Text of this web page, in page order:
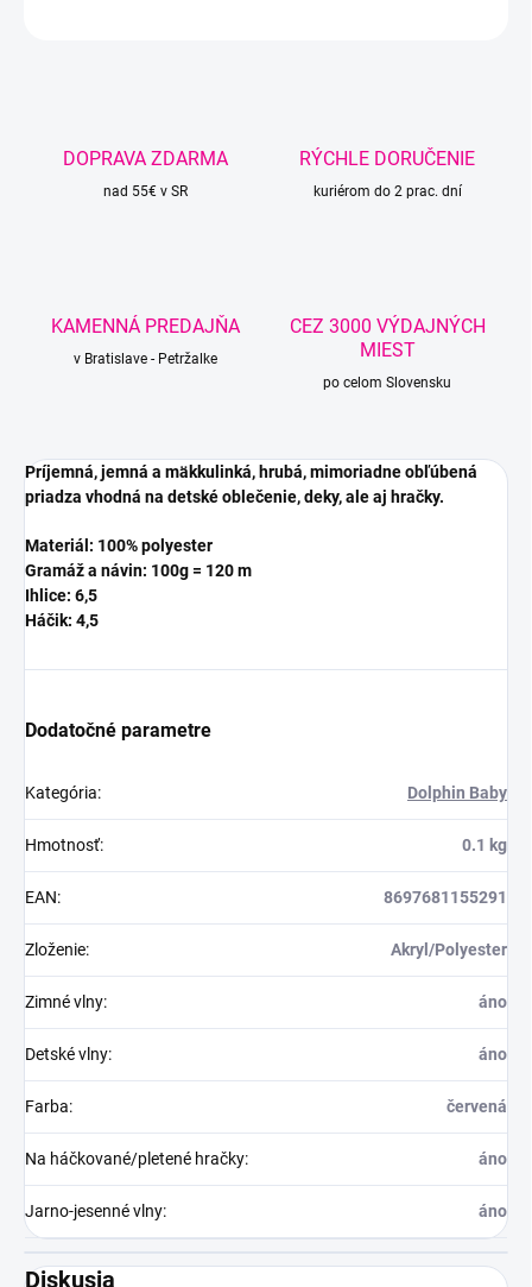
DOPRAVA ZDARMA
nad 55€ v SR
RÝCHLE DORUČENIE
kuriérom do 2 prac. dní
KAMENNÁ PREDAJŇA
v Bratislave - Petržalke
CEZ 3000 VÝDAJNÝCH
MIEST
po celom Slovensku
Príjemná, jemná a mäkkulinká, hrubá, mimoriadne obľúbená
priadza vhodná na detské oblečenie, deky, ale aj hračky.
Materiál: 100% polyester
Gramáž a návin: 100g = 120 m
Ihlice: 6,5
Háčik: 4,5
Dodatočné parametre
Kategória: Dolphin Baby
Hmotnosť: 0.1 kg
EAN: 8697681155291
Zloženie: Akryl/Polyester
Zimné vlny: áno
Detské vlny: áno
Farba: červená
Na háčkované/pletené hračky: áno
Jarno-jesenné vlny: áno
Diskusia